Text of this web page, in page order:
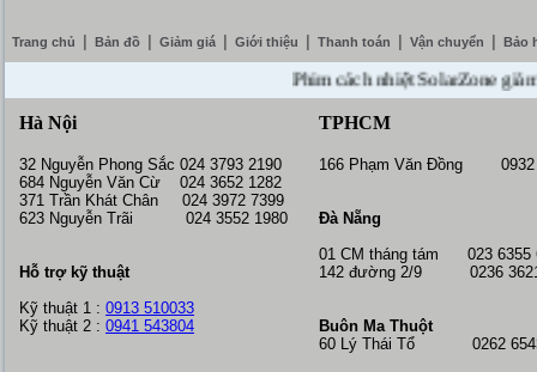
Trang chủ Bản đồ Giảm giá Giới thiệu Thanh toán Vận chuyển Bảo
Phim cách nhiệt SolarZone giảm
Hà Nội
32 Nguyễn Phong Sắc 024 3793 2190
684 Nguyễn Văn Cừ 024 3652 1282
371 Trần Khát Chân 024 3972 7399
623 Nguyễn Trãi 024 3552 1980
Hỗ trợ kỹ thuật
Kỹ thuật 1 : 0913 510033
Kỹ thuật 2 : 0941 543804
TPHCM
166 Phạm Văn Đồng 0932
Đà Nẵng
01 CM tháng tám 023 6355
142 đường 2/9 0236
Buôn Ma Thuột
60 Lý Thái Tổ 0262